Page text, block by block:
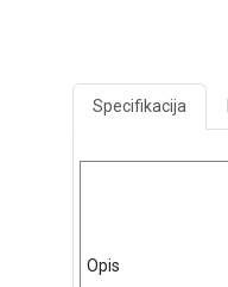
Specifikacija
Opis